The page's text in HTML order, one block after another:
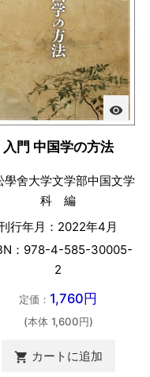
visibility
入門 中国学の方法
學舍大学文学部中国文学
科 編
行年月：2022年4月
：978-4-585-30005-
2
定価： 1,760円
(本体 1,600円)
 カートに追加